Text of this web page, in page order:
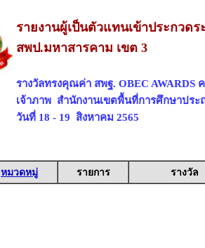
รายงานผู้เป็นตัวแทนเข้าประกวด
สพป.มหาสารคาม เขต 3
รางวัลทรงคุณค่า สพฐ. OBEC
เจ้าภาพ สำนักงานเขตพื้นที่การศึกษาปร
วันที่ 18 - 19 สิงหาคม 2565
หมวดหมู่ รายการ รางวัล